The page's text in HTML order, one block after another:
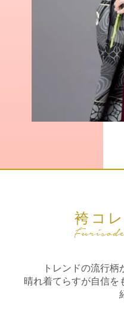
袴コ
トレンドの流行柄
晴れ着てらすが自信を